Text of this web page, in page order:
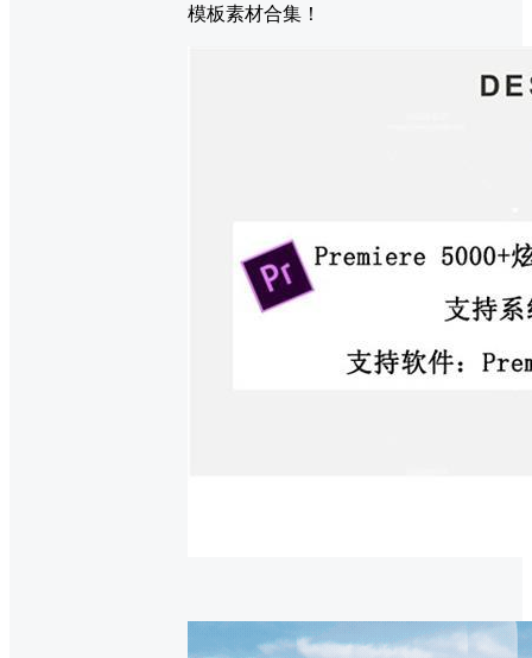
模板素材合集！